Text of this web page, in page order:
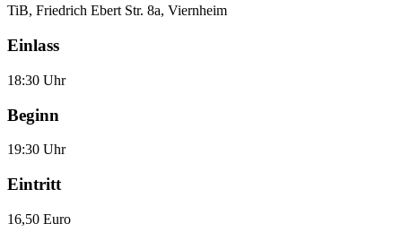
TiB, Friedrich Ebert Str. 8a, Viernheim
Einlass
18:30 Uhr
Beginn
19:30 Uhr
Eintritt
16,50 Euro